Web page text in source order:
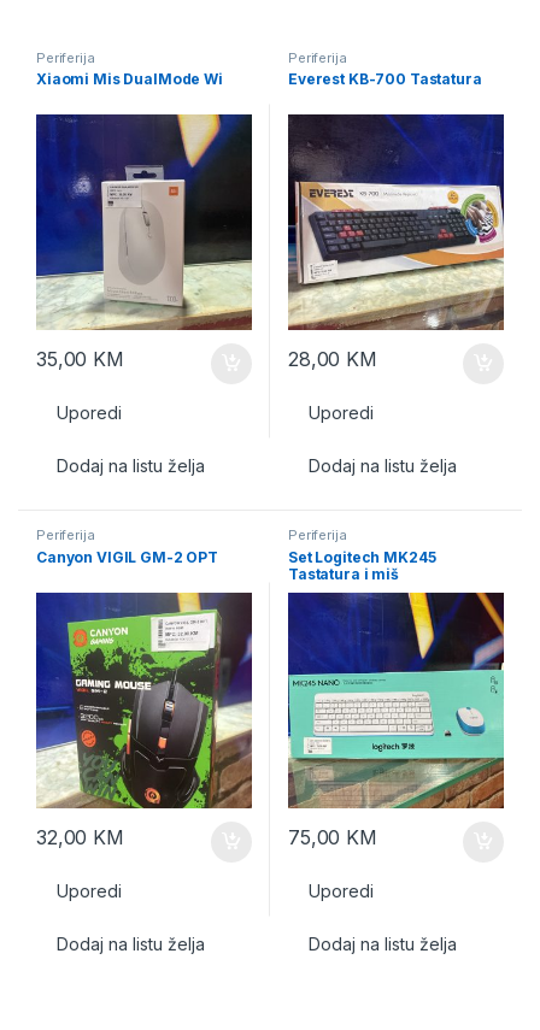
Periferija
Xiaomi Mis DualMode Wi
35,00 KM
Uporedi
Dodaj na listu želja
Periferija
Everest KB-700 Tastatura
28,00 KM
Uporedi
Dodaj na listu želja
Periferija
Canyon VIGIL GM-2 OPT
32,00 KM
Uporedi
Dodaj na listu želja
Periferija
Set Logitech MK245
Tastatura i miš
75,00 KM
Uporedi
Dodaj na listu želja